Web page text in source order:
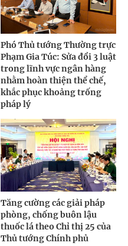
Phó Thủ tướng Thường trực
Phạm Gia Túc: Sửa đổi 3 luật
trong lĩnh vực ngân hàng
nhằm hoàn thiện thể chế,
khắc phục khoảng trống
pháp lý
Tăng cường các giải pháp
phòng, chống buôn lậu
thuốc lá theo Chỉ thị 25 của
Thủ tướng Chính phủ